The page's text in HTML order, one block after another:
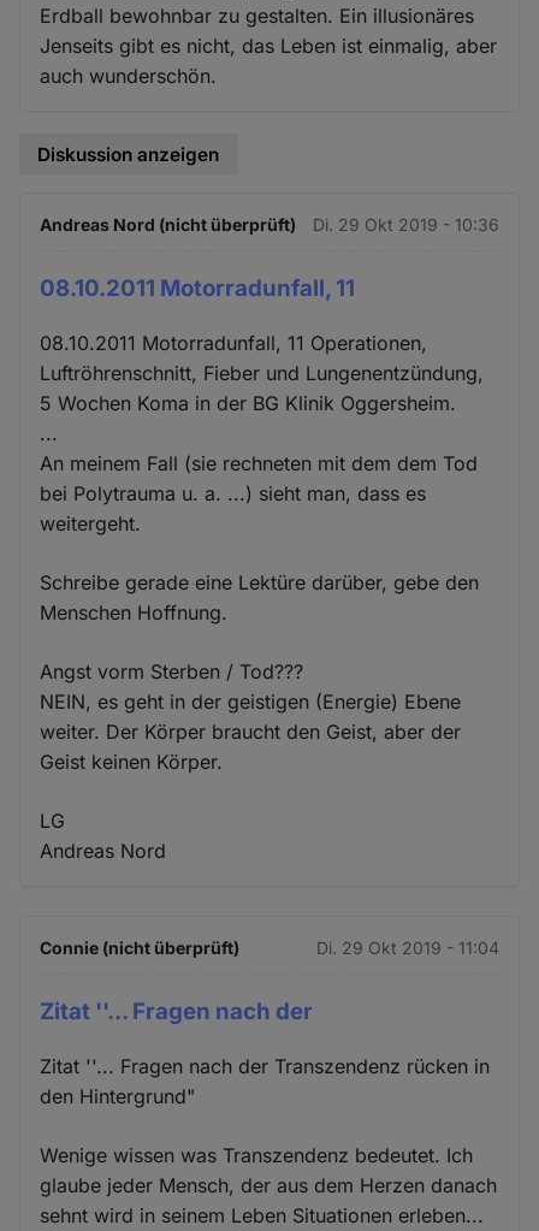
Erdball bewohnbar zu gestalten. Ein illusionäres
Jenseits gibt es nicht, das Leben ist einmalig, aber
auch wunderschön.
Diskussion anzeigen
Andreas Nord (nicht überprüft) Di. 29 Okt 2019 - 10:36
08.10.2011 Motorradunfall, 11
08.10.2011 Motorradunfall, 11 Operationen,
Luftröhrenschnitt, Fieber und Lungenentzündung,
5 Wochen Koma in der BG Klinik Oggersheim.
...
An meinem Fall (sie rechneten mit dem dem Tod
bei Polytrauma u. a. ...) sieht man, dass es
weitergeht.
Schreibe gerade eine Lektüre darüber, gebe den
Menschen Hoffnung.
Angst vorm Sterben / Tod???
NEIN, es geht in der geistigen (Energie) Ebene
weiter. Der Körper braucht den Geist, aber der
Geist keinen Körper.
LG
Andreas Nord
Connie (nicht überprüft) Di. 29 Okt 2019 - 11:04
Zitat ''... Fragen nach der
Zitat ''... Fragen nach der Transzendenz rücken in
den Hintergrund"
Wenige wissen was Transzendenz bedeutet. Ich
glaube jeder Mensch, der aus dem Herzen danach
sehnt wird in seinem Leben Situationen erleben...